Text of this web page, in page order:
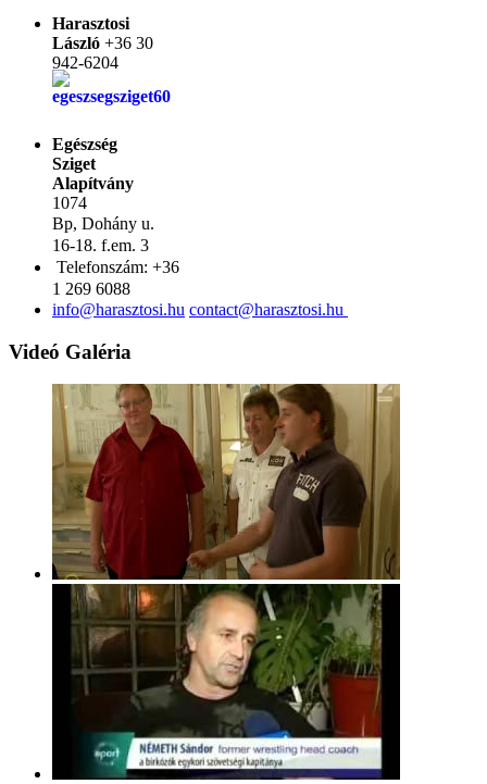
Harasztosi
László +36 30
942-6204
Egészség
Sziget
Alapítvány
1074
Bp, Dohány u.
16-18. f.em. 3
Telefonszám: +36
1 269 6088
Videó Galéria